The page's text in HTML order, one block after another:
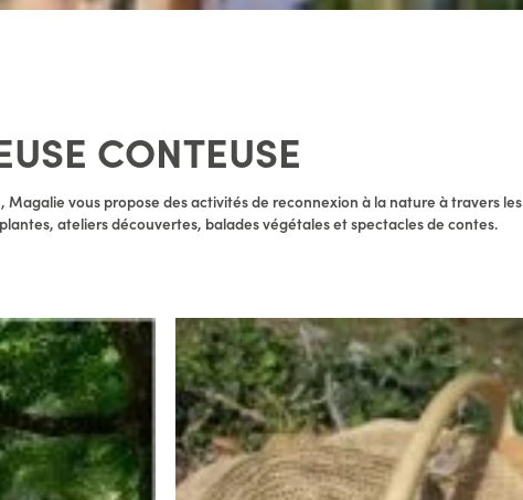
CONTEUSE
vous propose des activités de reconnexion à la nature à travers les
ateliers découvertes, balades végétales et spectacles de contes.